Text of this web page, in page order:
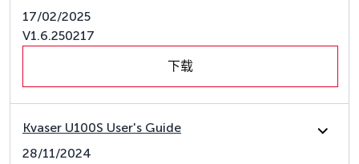
17/02/2025
V1.6.250217
下载
Kvaser U100S User's Guide
28/11/2024